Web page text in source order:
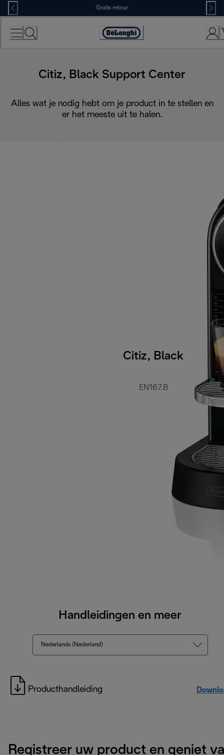
Skip
to
Content
Gratis retour
Accessibility
Citiz, Black Support Center
Alles wat je nodig hebt om je product in te stellen en
er het meeste uit te halen.
Citiz, Black
EN167.B
Handleidingen en meer
Nederlands (Nederland)
Producthandleiding
Registreer uw product en geniet